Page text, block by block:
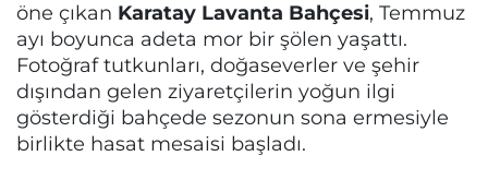
öne çıkan Karatay Lavanta Bahçesi, Temmuz
ayı boyunca adeta mor bir şölen yaşattı.
Fotoğraf tutkunları, doğaseverler ve şehir
dışından gelen ziyaretçilerin yoğun ilgi
gösterdiği bahçede sezonun sona ermesiyle
birlikte hasat mesaisi başladı.